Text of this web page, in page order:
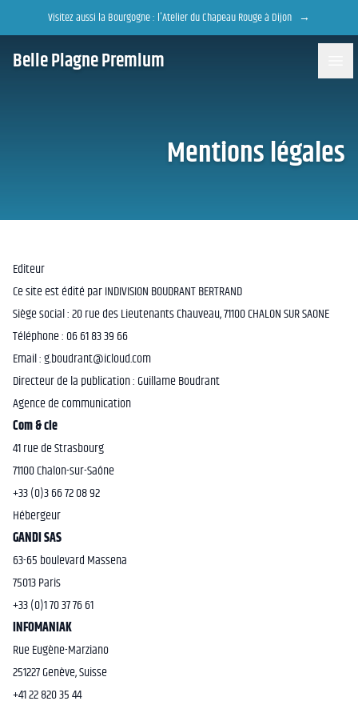
Accès au contenuVisitez aussi la Bourgogne : l'Atelier du Chapeau Rouge à Dijon →
Belle Plagne Premium
Mentions légales
Editeur
Ce site est édité par INDIVISION BOUDRANT BERTRAND
Siège social : 20 rue des Lieutenants Chauveau, 71100 CHALON SUR SAONE
Téléphone : 06 61 83 39 66
Email : g.boudrant@icloud.com
Directeur de la publication : Guillame Boudrant
Agence de communication
Com & cie
41 rue de Strasbourg
71100 Chalon-sur-Saône
+33 (0)3 66 72 08 92
Hébergeur
GANDI SAS
63-65 boulevard Massena
75013 Paris
+33 (0)1 70 37 76 61
INFOMANIAK
Rue Eugène-Marziano
251227 Genève, Suisse
+41 22 820 35 44
Cookie-Einstellungen